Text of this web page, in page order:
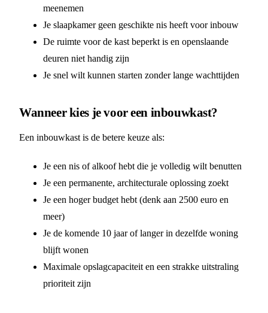
meenemen
Je slaapkamer geen geschikte nis heeft voor inbouw
De ruimte voor de kast beperkt is en openslaande
deuren niet handig zijn
Je snel wilt kunnen starten zonder lange wachttijden
Wanneer kies je voor een inbouwkast?
Een inbouwkast is de betere keuze als:
Je een nis of alkoof hebt die je volledig wilt benutten
Je een permanente, architecturale oplossing zoekt
Je een hoger budget hebt (denk aan 2500 euro en
meer)
Je de komende 10 jaar of langer in dezelfde woning
blijft wonen
Maximale opslagcapaciteit en een strakke uitstraling
prioriteit zijn